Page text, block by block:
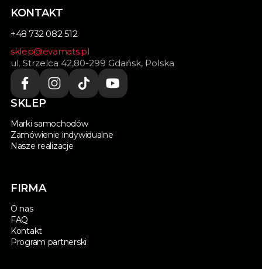
SKLEP
Marki samochodów
Zamówienie indywidualne
Nasze realizacje
FIRMA
O nas
FAQ
Kontakt
Program partnerski
KONTAKT
+48 732 082 512
sklep@evamats.pl
ul. Strzelca 42,80-299 Gdańsk, Polska